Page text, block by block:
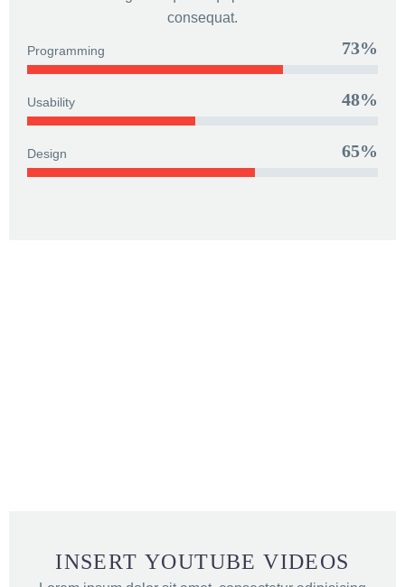
consequat.
Programming 73%
Usability 48%
Design 65%
INSERT YOUTUBE VIDEOS